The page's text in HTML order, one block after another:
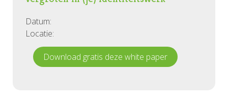
Datum:
Locatie:
Download gratis deze white paper